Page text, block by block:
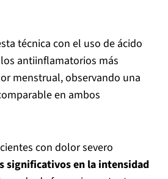
técnica con el uso de ácido
antiinflamatorios más
menstrual, observando una
en ambos
con dolor severo
significativos en la intensidad